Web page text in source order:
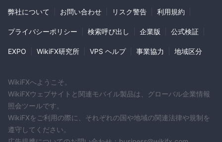
弊社について お問い合わせ リスク警告 利用規約
プライバシーポリシー 検索呼び出し 企業版 公式検証
EXPO WikiFX研究所 VPS ヘルプ 事業協力 地域区分
WikiFXへようこそ。
WikiFXウェブサイトと関連モバイル製品は、グローバル企業情報
照会ツールです。
WikiFXをご利用の際に、それぞれの国や地域の関連法律や規制を
遵守してください。